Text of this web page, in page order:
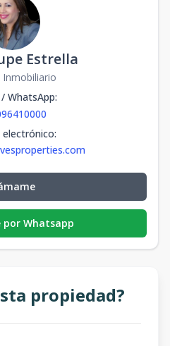
Estrella
Inmobiliario
WhatsApp:
electrónico:
por Whatsapp
propiedad?